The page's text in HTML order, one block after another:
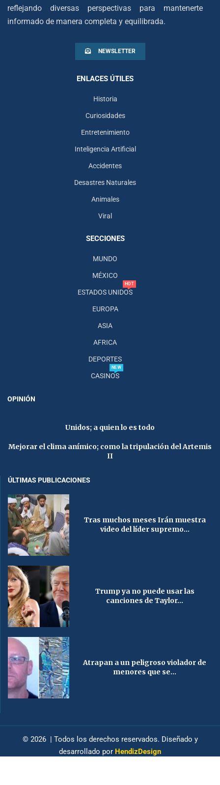
reflejando diversas perspectivas para mantenerte
informado de manera completa y equilibrada.
NEWSLETTER
ENLACES ÚTILES
Historia
Curiosidades
Entretenimiento
Inteligencia Artificial
Accidentes
Desastres Naturales
Animales
Viral
SECCIONES
MUNDO
MÉXICO
ESTADOS UNIDOS
HOT
EUROPA
ASIA
AFRICA
DEPORTES
CASINOS
NEW
OPINIÓN
Unidos; a quien lo es todo
Mejorar el clima anímico; como la tripulación del Artemis
II
ÚLTIMAS PUBLICACIONES
Tras muchos meses Irán muestra
video del líder supremo...
Trump ya no puede usar las
canciones de Taylor...
Atrapan a un peligroso violador de
menores que se...
© 2026 | Todos los derechos reservados. Diseñado y
desarrollado por HendizDesign